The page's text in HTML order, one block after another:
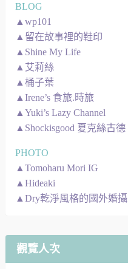
BLOG
▲wp101
▲留在故事裡的鞋印
▲Shine My Life
▲艾莉絲
▲桶子葉
▲Irene’s 食旅.時旅
▲Yuki’s Lazy Channel
▲Shockisgood 夏克絲古德
PHOTO
▲Tomoharu Mori IG
▲Hideaki
▲Dry乾淨風格的國外婚攝
觀覽人次